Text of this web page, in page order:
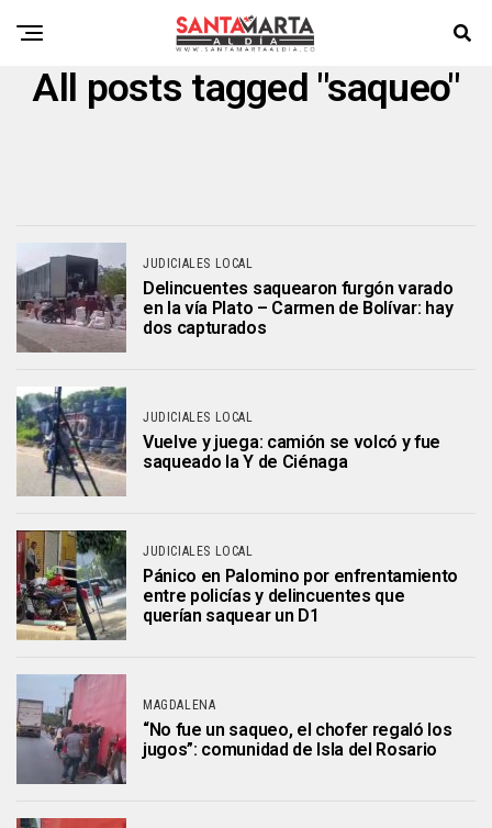
All posts tagged "saqueo"
JUDICIALES LOCAL
Delincuentes saquearon furgón varado
en la vía Plato – Carmen de Bolívar: hay
dos capturados
JUDICIALES LOCAL
Vuelve y juega: camión se volcó y fue
saqueado la Y de Ciénaga
JUDICIALES LOCAL
Pánico en Palomino por enfrentamiento
entre policías y delincuentes que
querían saquear un D1
MAGDALENA
“No fue un saqueo, el chofer regaló los
jugos”: comunidad de Isla del Rosario